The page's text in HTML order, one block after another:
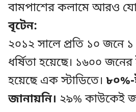
বামপাশের কলামে আরও
বৃটেন:
২০১২ সালে প্রতি ১০ জনে
ধর্ষিতা হয়েছে। ১৬০০ জনের
হয়েছে এক স্টাডিতে।
জানায়নি। ২৯% কাউকেই